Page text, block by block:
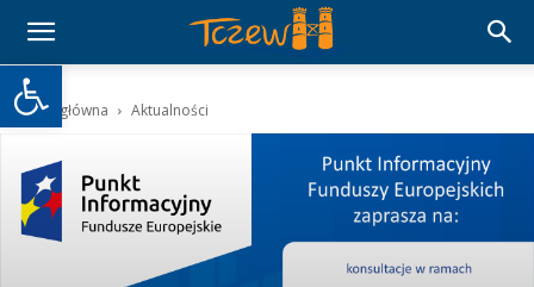
Otwórz pasek narzędzi
Strona główna Aktualności